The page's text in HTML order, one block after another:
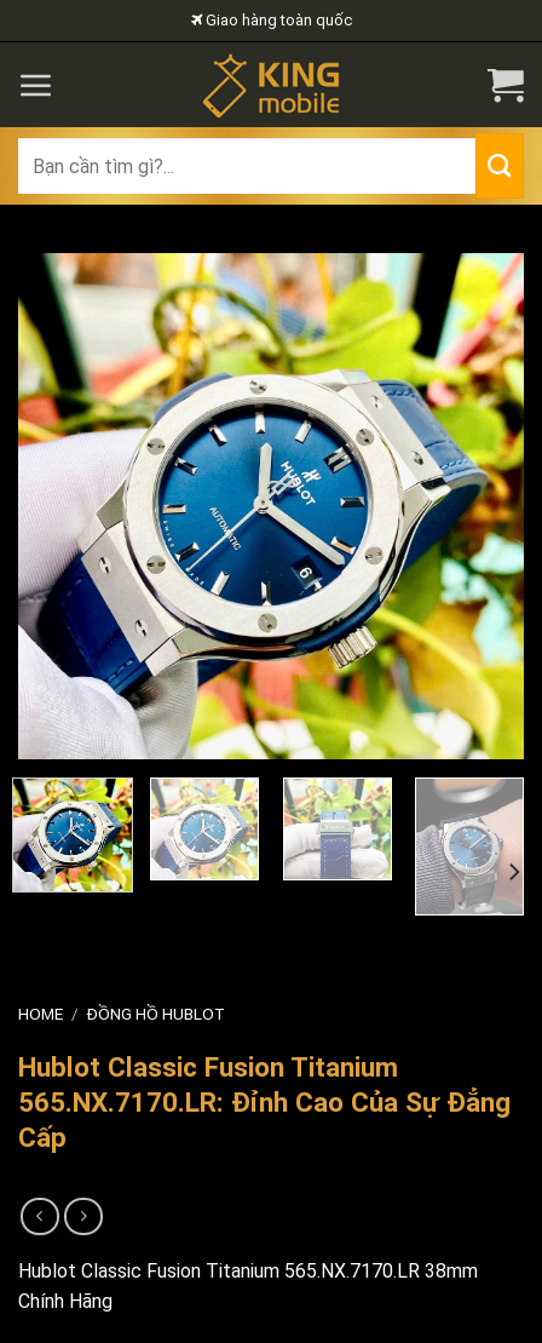
to
content
Giao hàng toàn quốc
for:
HOME / ĐỒNG HỒ HUBLOT
Hublot Classic Fusion Titanium
565.NX.7170.LR: Đỉnh Cao Của Sự Đẳng
Cấp
Hublot Classic Fusion Titanium 565.NX.7170.LR 38mm
Chính Hãng